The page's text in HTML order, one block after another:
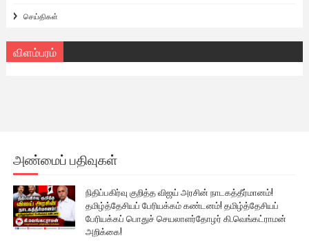
செய்திகள்
விளம்பரம்
அண்மைப் பதிவுகள்
நிதிப்பகிர்வு குறித்த விஜய் அரசின் நாடகத்தீர்மானம்!
தமிழ்த்தேசியப் பேரியக்கம் கண்டனம்! தமிழ்த்தேசியப்
பேரியக்கப் பொதுச் செயலாளர்தோழர் கி.வெங்கட்ராமன்
அறிக்கை!